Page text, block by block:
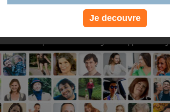
Non, je préfère le régime gratuit
Je decouvre